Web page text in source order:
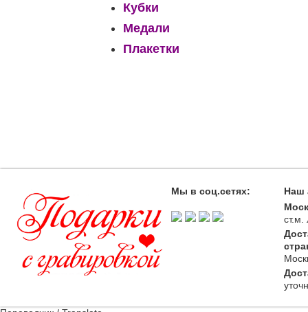
Кубки
Медали
Плакетки
Мы в соц.сетях:
Наш
ст.м.